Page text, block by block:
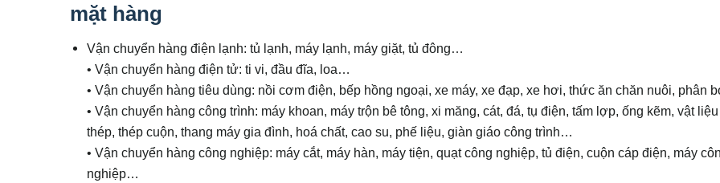
mặt hàng
Vận chuyển hàng điện lạnh: tủ lạnh, máy lạnh, máy giặt, tủ đông…
• Vận chuyển hàng điện tử: ti vi, đầu đĩa, loa…
• Vận chuyển hàng tiêu dùng: nồi cơm điện, bếp hồng ngoại, xe máy, xe đạp, xe hơi, thức ăn chăn nuôi, phân
• Vận chuyển hàng công trình: máy khoan, máy trộn bê tông, xi măng, cát, đá, tụ điện, tấm lợp, ống kẽm, vật
thép, thép cuộn, thang máy gia đình, hoá chất, cao su, phế liệu, giàn giáo công trình…
• Vận chuyển hàng công nghiệp: máy cắt, máy hàn, máy tiện, quạt công nghiệp, tủ điện, cuộn cáp điện, máy
nghiệp…